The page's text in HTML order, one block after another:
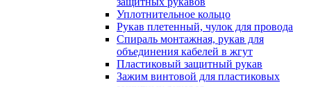
Уплотнительное кольцо
Рукав плетенный, чулок для провода
Спираль монтажная, рукав для
объединения кабелей в жгут
Пластиковый защитный рукав
Зажим винтовой для пластиковых